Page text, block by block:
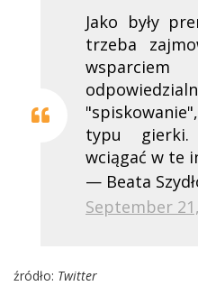
Jako były
trzeba
typu
wciągać w te
— Beata
September
źródło: Twitter